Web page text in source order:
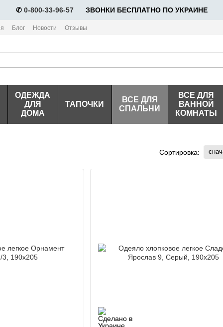
✆ 0-800-33-96-57⠀⠀ЗВОНКИ БЕСПЛАТНО ПО УКРАИНЕ
Блог Новости
Отзывы
ОДЕЖДА
ДЛЯ
ДОМА
ТАПОЧКИ
ВСЕ ДЛЯ
СПАЛЬНИ
ВСЕ ДЛЯ
ВАННОЙ
КОМНАТЫ
Сортировка: